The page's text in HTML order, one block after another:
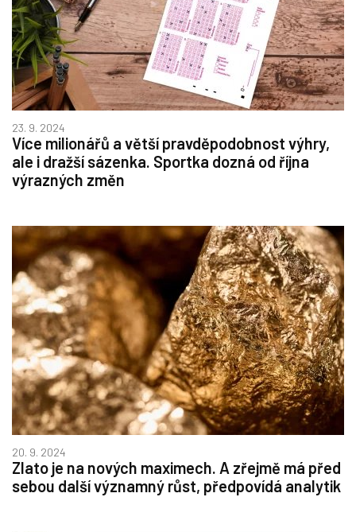
23. 9. 2024
Více milionářů a větší pravděpodobnost výhry,
ale i dražší sázenka. Sportka dozná od října
výrazných změn
20. 9. 2024
Zlato je na nových maximech. A zřejmě má před
sebou další významný růst, předpovídá analytik